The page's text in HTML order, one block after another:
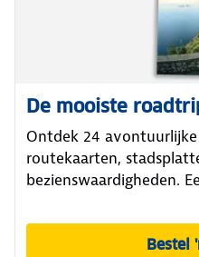
De mooiste
Ontdek 24
routekaarten,
bezienswaardigheden.
Bestel